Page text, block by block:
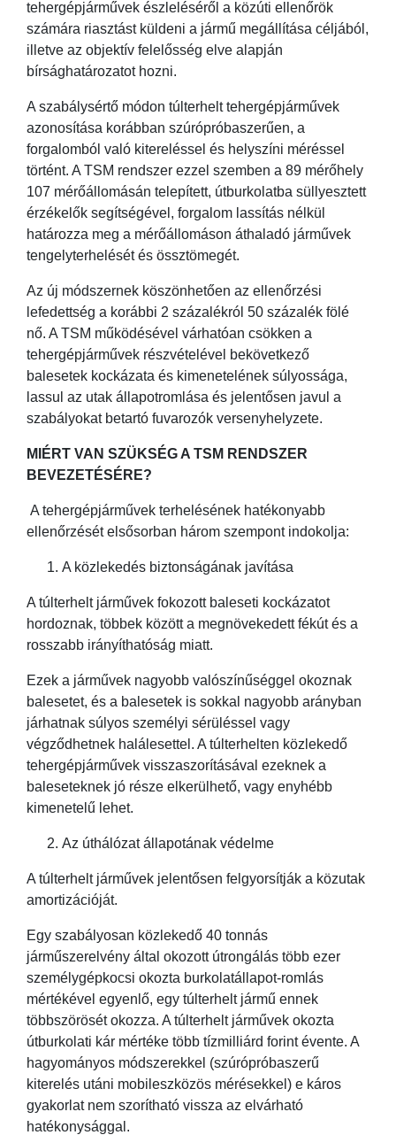
tehergépjárművek észleléséről a közúti ellenőrök
számára riasztást küldeni a jármű megállítása céljából,
illetve az objektív felelősség elve alapján
bírsághatározatot hozni.
A szabálysértő módon túlterhelt tehergépjárművek
azonosítása korábban szúrópróbaszerűen, a
forgalomból való kitereléssel és helyszíni méréssel
történt. A TSM rendszer ezzel szemben a 89 mérőhely
107 mérőállomásán telepített, útburkolatba süllyesztett
érzékelők segítségével, forgalom lassítás nélkül
határozza meg a mérőállomáson áthaladó járművek
tengelyterhelését és össztömegét.
Az új módszernek köszönhetően az ellenőrzési
lefedettség a korábbi 2 százalékról 50 százalék fölé
nő. A TSM működésével várhatóan csökken a
tehergépjárművek részvételével bekövetkező
balesetek kockázata és kimenetelének súlyossága,
lassul az utak állapotromlása és jelentősen javul a
szabályokat betartó fuvarozók versenyhelyzete.
MIÉRT VAN SZÜKSÉG A TSM RENDSZER
BEVEZETÉSÉRE?
A tehergépjárművek terhelésének hatékonyabb
ellenőrzését elsősorban három szempont indokolja:
A közlekedés biztonságának javítása
A túlterhelt járművek fokozott baleseti kockázatot
hordoznak, többek között a megnövekedett fékút és a
rosszabb irányíthatóság miatt.
Ezek a járművek nagyobb valószínűséggel okoznak
balesetet, és a balesetek is sokkal nagyobb arányban
járhatnak súlyos személyi sérüléssel vagy
végződhetnek halálesettel. A túlterhelten közlekedő
tehergépjárművek visszaszorításával ezeknek a
baleseteknek jó része elkerülhető, vagy enyhébb
kimenetelű lehet.
Az úthálózat állapotának védelme
A túlterhelt járművek jelentősen felgyorsítják a közutak
amortizációját.
Egy szabályosan közlekedő 40 tonnás
járműszerelvény által okozott útrongálás több ezer
személygépkocsi okozta burkolatállapot-romlás
mértékével egyenlő, egy túlterhelt jármű ennek
többszörösét okozza. A túlterhelt járművek okozta
útburkolati kár mértéke több tízmilliárd forint évente. A
hagyományos módszerekkel (szúrópróbaszerű
kiterelés utáni mobileszközös mérésekkel) e káros
gyakorlat nem szorítható vissza az elvárható
hatékonysággal.